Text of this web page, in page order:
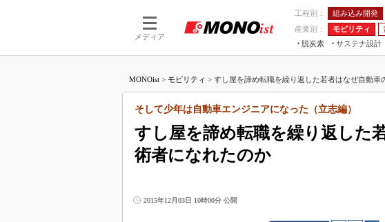
メディア
工程別： 組み込み開発
産業別：
モビリティ
脱炭素
サステナ設計
つながる工場AI×設備保全
MONOist > モビリティ > すし屋を諦め転職を繰り返した若者はなぜ自動車
すし屋を諦め転職を繰り返した
術者になれたのか
そして少年は自動車エンジニアになった（立志編）
2015年12月03日 10時00分 公開